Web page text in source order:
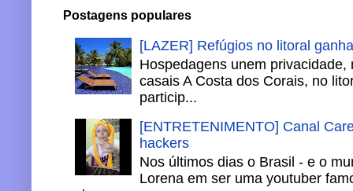
Postagens populares
[LAZER] Refúgios no litoral
Hospedagens unem
casais A Costa dos Corais, no
particip...
[ENTRETENIMENTO] Canal
hackers
Nos últimos dias o Brasil - e o
Lorena em ser uma youtuber